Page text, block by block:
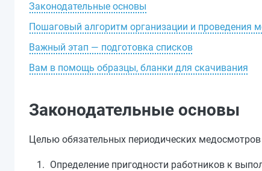
Законодательные основы
Пошаговый алгоритм организации и проведения
Важный этап — подготовка списков
Вам в помощь образцы, бланки для скачивания
Законодательные основы
Целью обязательных периодических медосмотров
Определение пригодности работников к